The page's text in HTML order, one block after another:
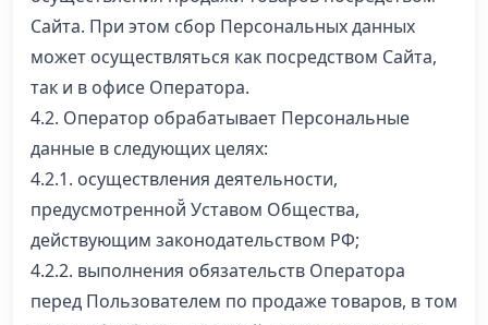
Сайта. При этом сбор Персональных данных
может осуществляться как посредством Сайта,
так и в офисе Оператора.
4.2. Оператор обрабатывает Персональные
данные в следующих целях:
4.2.1. осуществления деятельности,
предусмотренной̆ Уставом Общества,
действующим законодательством РФ;
4.2.2. выполнения обязательств Оператора
перед Пользователем по продаже товаров, в том